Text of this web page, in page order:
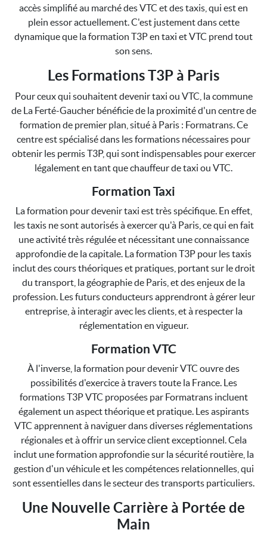
accès simplifié au marché des VTC et des taxis, qui est en
plein essor actuellement. C'est justement dans cette
dynamique que la formation T3P en taxi et VTC prend tout
son sens.
Les Formations T3P à Paris
Pour ceux qui souhaitent devenir taxi ou VTC, la commune
de La Ferté-Gaucher bénéficie de la proximité d'un centre de
formation de premier plan, situé à Paris : Formatrans. Ce
centre est spécialisé dans les formations nécessaires pour
obtenir les permis T3P, qui sont indispensables pour exercer
légalement en tant que chauffeur de taxi ou VTC.
Formation Taxi
La formation pour devenir taxi est très spécifique. En effet,
les taxis ne sont autorisés à exercer qu'à Paris, ce qui en fait
une activité très régulée et nécessitant une connaissance
approfondie de la capitale. La formation T3P pour les taxis
inclut des cours théoriques et pratiques, portant sur le droit
du transport, la géographie de Paris, et des enjeux de la
profession. Les futurs conducteurs apprendront à gérer leur
entreprise, à interagir avec les clients, et à respecter la
réglementation en vigueur.
Formation VTC
À l'inverse, la formation pour devenir VTC ouvre des
possibilités d'exercice à travers toute la France. Les
formations T3P VTC proposées par Formatrans incluent
également un aspect théorique et pratique. Les aspirants
VTC apprennent à naviguer dans diverses réglementations
régionales et à offrir un service client exceptionnel. Cela
inclut une formation approfondie sur la sécurité routière, la
gestion d'un véhicule et les compétences relationnelles, qui
sont essentielles dans le secteur des transports particuliers.
Une Nouvelle Carrière à Portée de
Main